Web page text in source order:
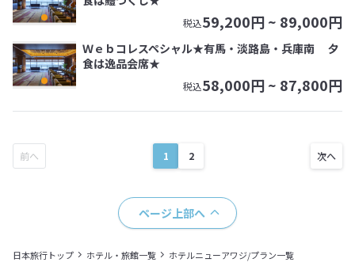
税込59,200円 ~ 89,000円
Ｗｅｂコレスペシャル★有馬・淡路島・兵庫南 夕
食は逸品会席★
税込58,000円 ~ 87,800円
1 2
ページ上部へ
日本旅行トップ ホテル・旅館一覧 ホテルニューアワジ/プラン一覧